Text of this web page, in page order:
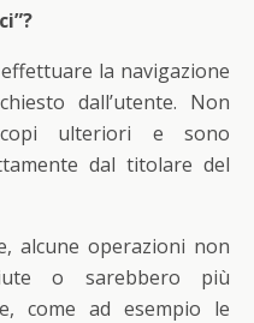
la navigazione
dall’utente. Non
ulteriori e sono
dal titolare del
alcune operazioni non
o sarebbero più
come ad esempio le